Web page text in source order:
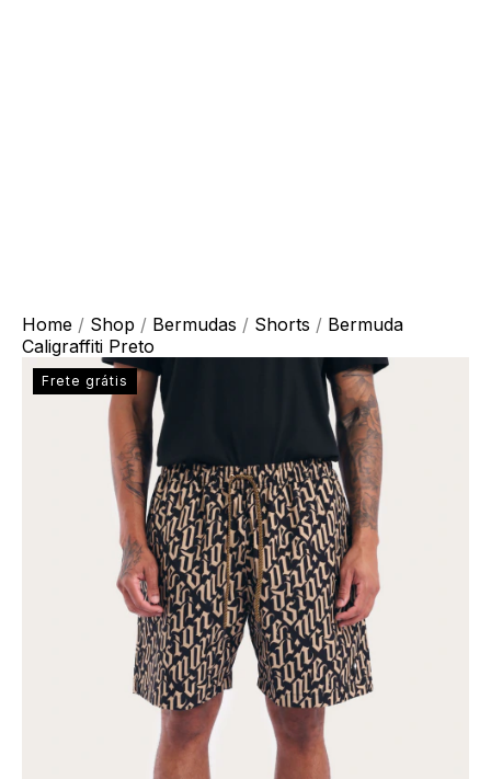
Home / Shop / Bermudas / Shorts / Bermuda
Caligraffiti Preto
Frete grátis